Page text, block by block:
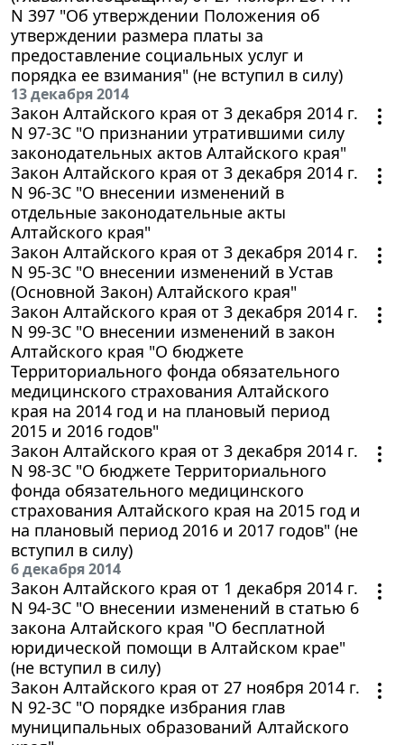
N 397 "Об утверждении Положения об
утверждении размера платы за
предоставление социальных услуг и
порядка ее взимания" (не вступил в силу)
13 декабря 2014
Закон Алтайского края от 3 декабря 2014 г.
N 97-ЗС "О признании утратившими силу
законодательных актов Алтайского края"
Закон Алтайского края от 3 декабря 2014 г.
N 96-ЗС "О внесении изменений в
отдельные законодательные акты
Алтайского края"
Закон Алтайского края от 3 декабря 2014 г.
N 95-ЗС "О внесении изменений в Устав
(Основной Закон) Алтайского края"
Закон Алтайского края от 3 декабря 2014 г.
N 99-ЗС "О внесении изменений в закон
Алтайского края "О бюджете
Территориального фонда обязательного
медицинского страхования Алтайского
края на 2014 год и на плановый период
2015 и 2016 годов"
Закон Алтайского края от 3 декабря 2014 г.
N 98-ЗС "О бюджете Территориального
фонда обязательного медицинского
страхования Алтайского края на 2015 год и
на плановый период 2016 и 2017 годов" (не
вступил в силу)
6 декабря 2014
Закон Алтайского края от 1 декабря 2014 г.
N 94-ЗС "О внесении изменений в статью 6
закона Алтайского края "О бесплатной
юридической помощи в Алтайском крае"
(не вступил в силу)
Закон Алтайского края от 27 ноября 2014 г.
N 92-ЗС "О порядке избрания глав
муниципальных образований Алтайского